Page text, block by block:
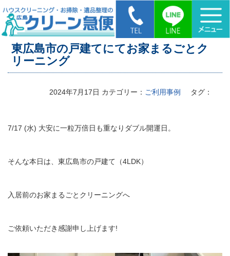
HOME > 東広島市の戸建てにてお家まるごとクリーニング
東広島市の戸建てにてお家まるごとク
リーニング
2024年7月17日 カテゴリー： ご利用事例 タグ：
7/17 (水) 大安に一粒万倍日も重なりダブル開運日。
そんな本日は、東広島市の戸建て（4LDK）
入居前のお家まるごとクリーニングへ
ご依頼いただき感謝申し上げます!